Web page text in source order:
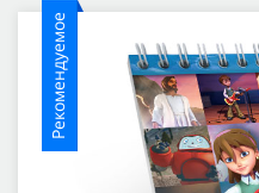
Рекомендуемое